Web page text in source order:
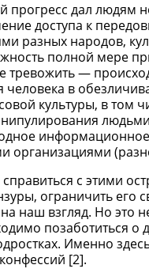
прогресс дал
доступа к
разных народов,
полной мере
тревожить —
человека в
культуры, в том
информационное
организациями
справиться с этими
ограничить
наш взгляд. Но это
позаботиться
Именно
[2].